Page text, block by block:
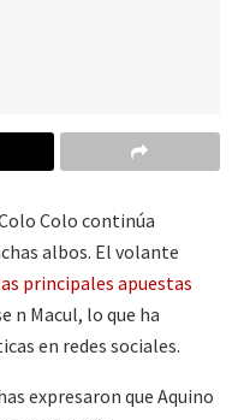
Colo continúa
albos. El volante
principales apuestas
n Macul, lo que ha
en redes sociales.
expresaron que Aquino